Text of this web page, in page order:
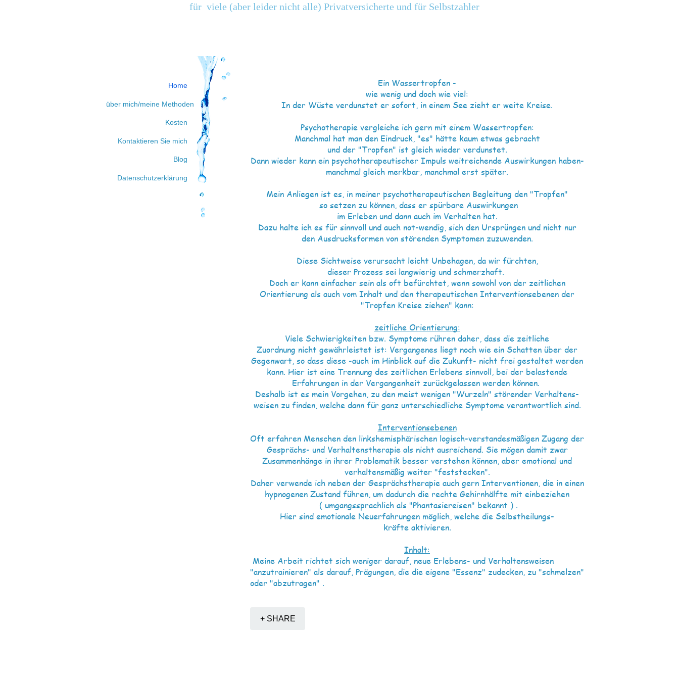
für viele (aber leider nicht alle) Privatversicherte und für Selbstzahler
Ein Wassertropfen -
wie wenig und doch wie viel:
In der Wüste verdunstet er sofort, in einem See zieht er weite Kreise.
Psychotherapie vergleiche ich gern mit einem Wassertropfen:
Manchmal hat man den Eindruck, "es" hätte kaum etwas gebracht
und der "Tropfen" ist gleich wieder verdunstet.
Dann wieder kann ein psychotherapeutischer Impuls weitreichende Auswirkungen haben-
manchmal gleich merkbar, manchmal erst später.
Mein Anliegen ist es, in meiner psychotherapeutischen Begleitung den "Tropfen"
so setzen zu können, dass er spürbare Auswirkungen
im Erleben und dann auch im Verhalten hat.
Dazu halte ich es für sinnvoll und auch not-wendig, sich den Ursprüngen und nicht nur
den Ausdrucksformen von störenden Symptomen zuzuwenden.
Diese Sichtweise verursacht leicht Unbehagen, da wir fürchten,
dieser Prozess sei langwierig und schmerzhaft.
Doch er kann einfacher sein als oft befürchtet, wenn sowohl von der zeitlichen
Orientierung als auch vom Inhalt und den therapeutischen Interventionsebenen der
"Tropfen Kreise ziehen" kann:
zeitliche Orientierung:
Viele Schwierigkeiten bzw. Symptome rühren daher, dass die zeitliche
Zuordnung nicht gewährleistet ist: Vergangenes liegt noch wie ein Schatten über der
Gegenwart, so dass diese -auch im Hinblick auf die Zukunft- nicht frei gestaltet werden
kann. Hier ist eine Trennung des zeitlichen Erlebens sinnvoll, bei der belastende
Erfahrungen in der Vergangenheit zurückgelassen werden können.
Deshalb ist es mein Vorgehen, zu den meist wenigen "Wurzeln" störender Verhaltens-
weisen zu finden, welche dann für ganz unterschiedliche Symptome verantwortlich sind.
Interventionsebenen
Oft erfahren Menschen den linkshemisphärischen logisch-verstandesmäßigen Zugang der
Gesprächs- und Verhaltenstherapie als nicht ausreichend. Sie mögen damit zwar
Zusammenhänge in ihrer Problematik besser verstehen können, aber emotional und
verhaltensmäßig weiter "feststecken".
Daher verwende ich neben der Gesprächstherapie auch gern Interventionen, die in einen
hypnogenen Zustand führen, um dadurch die rechte Gehirnhälfte mit einbeziehen
( umgangssprachlich als "Phantasiereisen" bekannt ) .
Hier sind emotionale Neuerfahrungen möglich, welche die Selbstheilungs-
kräfte aktivieren.
Inhalt:
Meine Arbeit richtet sich weniger darauf, neue Erlebens- und Verhaltensweisen
"anzutrainieren" als darauf, Prägungen, die die eigene "Essenz" zudecken, zu "schmelzen"
oder "abzutragen" .
+ SHARE
Home
über mich/meine Methoden
Kosten
Kontaktieren Sie mich
Blog
Datenschutzerklärung